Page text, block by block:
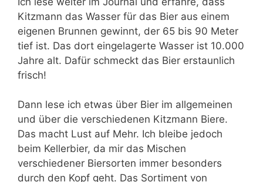
Kitzmann das Wasser für das Bier aus einem
eigenen Brunnen gewinnt, der 65 bis 90 Meter
tief ist. Das dort eingelagerte Wasser ist 10.000
Jahre alt. Dafür schmeckt das Bier erstaunlich
frisch!
Dann lese ich etwas über Bier im allgemeinen
und über die verschiedenen Kitzmann Biere.
Das macht Lust auf Mehr. Ich bleibe jedoch
beim Kellerbier, da mir das Mischen
verschiedener Biersorten immer besonders
durch den Kopf geht. Das Sortiment von